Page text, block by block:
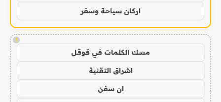
اركان سياحة وسفر
!
مسك الكلمات في قوقل
اشراق التقنية
ان سفن